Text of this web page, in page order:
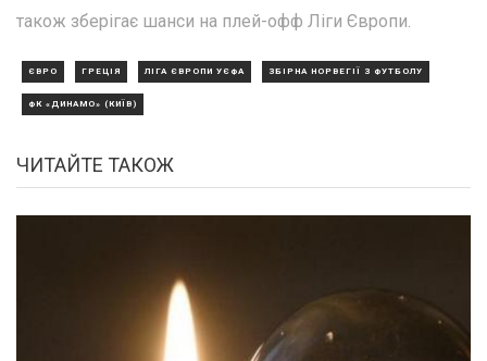
також зберігає шанси на плей-офф Ліги Європи.
ЄВРО ГРЕЦІЯ ЛІГА ЄВРОПИ УЄФА ЗБІРНА НОРВЕГІЇ З ФУТБОЛУ
ФК «ДИНАМО» (КИЇВ)
ЧИТАЙТЕ ТАКОЖ